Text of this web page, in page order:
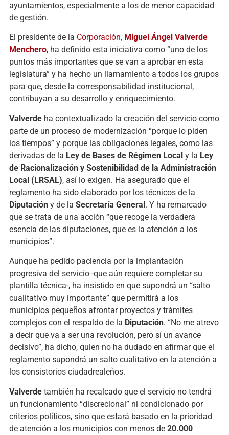
ayuntamientos, especialmente a los de menor capacidad
de gestión.
El presidente de la Corporación, Miguel Ángel Valverde
Menchero, ha definido esta iniciativa como “uno de los
puntos más importantes que se van a aprobar en esta
legislatura” y ha hecho un llamamiento a todos los grupos
para que, desde la corresponsabilidad institucional,
contribuyan a su desarrollo y enriquecimiento.
Valverdeha contextualizado la creación del servicio como
parte de un proceso de modernización “porque lo piden
los tiempos” y porque las obligaciones legales, como las
derivadas de la Ley de Bases de Régimen Localy la Ley
de Racionalización y Sostenibilidad de la Administración
Local (LRSAL), así lo exigen. Ha asegurado que el
reglamento ha sido elaborado por los técnicos de la
Diputacióny de la Secretaría General. Y ha remarcado
que se trata de una acción “que recoge la verdadera
esencia de las diputaciones, que es la atención a los
municipios”.
Aunque ha pedido paciencia por la implantación
progresiva del servicio -que aún requiere completar su
plantilla técnica-, ha insistido en que supondrá un “salto
cualitativo muy importante” que permitirá a los
municipios pequeños afrontar proyectos y trámites
complejos con el respaldo de la Diputación. “No me atrevo
a decir que va a ser una revolución, pero sí un avance
decisivo”, ha dicho, quien no ha dudado en afirmar que el
reglamento supondrá un salto cualitativo en la atención a
los consistorios ciudadrealeños.
Valverdetambién ha recalcado que el servicio no tendrá
un funcionamiento “discrecional” ni condicionado por
criterios políticos, sino que estará basado en la prioridad
de atención a los municipios con menos de 20.000